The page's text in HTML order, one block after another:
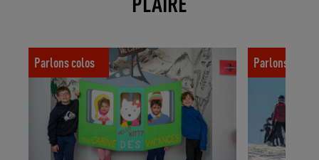
3 activités de colo à adapter à la maison
Parlons colos
Comment
enfant ?
Parlons colos